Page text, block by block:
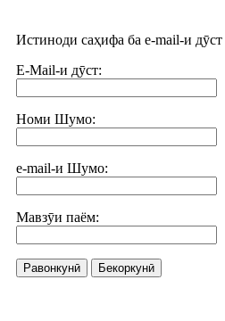
Истиноди саҳифа ба e-mail-и
E-Mail-и дӯст:
Номи Шумо:
e-mail-и Шумо:
Мавзӯи паём:
Равонкунӣ Бекоркунӣ